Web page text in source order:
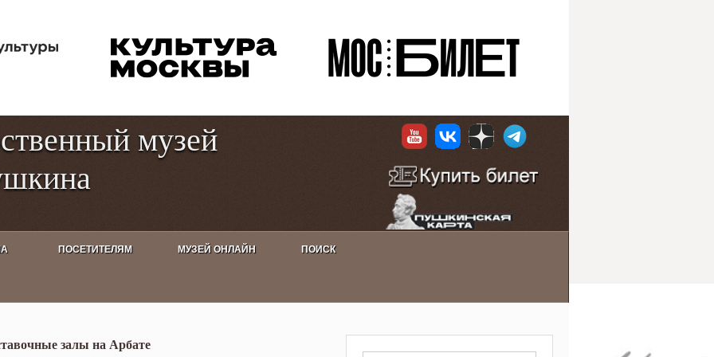
содержанию
contrast
музей
ПОСЕТИТЕЛЯМ МУЗЕЙ ОНЛАЙН ПОИСК
и заданиями для детей
залы на Арбате